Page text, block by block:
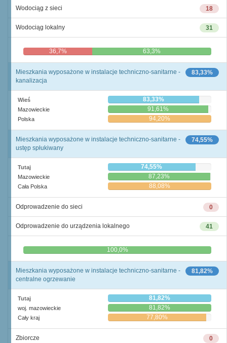
18
Wodociąg z sieci
31
Wodociąg lokalny
36,7% 63,3%
83,33%
Mieszkania wyposażone w instalacje techniczno-sanitarne -
kanalizacja
Wieś 83,33%
Mazowieckie 91,61%
Polska 94,20%
74,55%
Mieszkania wyposażone w instalacje techniczno-sanitarne -
ustęp spłukiwany
Tutaj 74,55%
Mazowieckie 87,23%
Cała Polska 88,08%
0
Odprowadzenie do sieci
41
Odprowadzenie do urządzenia lokalnego
0,0% 100,0%
81,82%
Mieszkania wyposażone w instalacje techniczno-sanitarne -
centralne ogrzewanie
Tutaj 81,82%
woj. mazowieckie 81,82%
Cały kraj 77,80%
0
Zbiorcze